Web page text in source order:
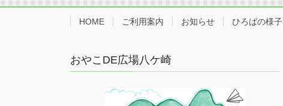
HOME ご利用案内 お知らせ ひろばの様子
おやこDE広場八ケ崎